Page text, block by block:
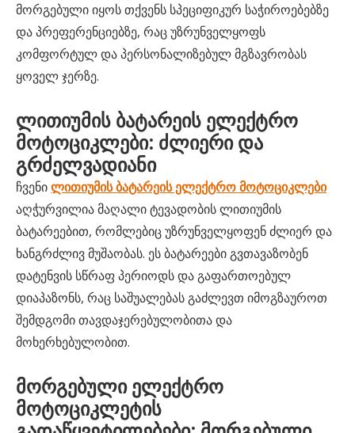
მორგებული იყოს თქვენს სპეციფიკურ საჭიროებებზე
და პრეფერენციებზე, რაც უზრუნველყოფს
კომფორტულ და პერსონალიზებულ მგზავრობას
ყოველ ჯერზე.
ლითიუმის ბატარეის ელექტრო
მოტოციკლები: ძლიერი და
გრძელვადიანი
ჩვენილითიუმის ბატარეის ელექტრო მოტოციკლები
აღჭურვილია მაღალი ტევადობის ლითიუმის
ბატარეებით, რომლებიც უზრუნველყოფენ ძლიერ და
ხანგრძლივ მუშაობას. ეს ბატარეები გვთავაზობენ
დატენვის სწრაფ პერიოდს და გაფართოებულ
დიაპაზონს, რაც საშუალებას გაძლევთ იმოგზაუროთ
შემდგომი თავდაჯერებულობითა და
მოხერხებულობით.
მორგებული ელექტრო
მოტოციკლეტის